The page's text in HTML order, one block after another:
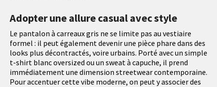
Adopter une allure casual avec style
Le pantalon à carreaux gris ne se limite pas au vestiaire
formel : il peut également devenir une pièce phare dans des
looks plus décontractés, voire urbains. Porté avec un simple
t-shirt blanc oversized ou un sweat à capuche, il prend
immédiatement une dimension streetwear contemporaine.
Pour accentuer cette vibe moderne, on peut y associer des